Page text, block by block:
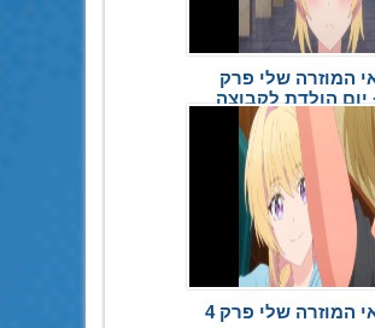
המוזרה שלי פרק
המוזרה שלי פרק 4